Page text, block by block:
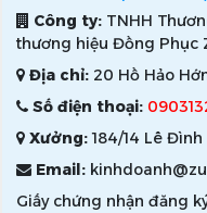
Công ty: TNHH
thương hiệu Đồng Phục
Địa chỉ: 20 Hồ Hảo
Số điện thoại:
Xưởng:184/14 Lê Đình
Email:
Giấy chứng nhận đăng